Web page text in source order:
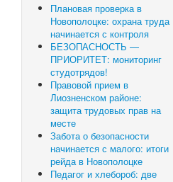
Плановая проверка в
Новополоцке: охрана труда
начинается с контроля
БЕЗОПАСНОСТЬ —
ПРИОРИТЕТ: мониторинг
студотрядов!
Правовой прием в
Лиозненском районе:
защита трудовых прав на
месте
Забота о безопасности
начинается с малого: итоги
рейда в Новополоцке
Педагог и хлебороб: две